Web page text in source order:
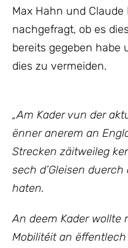
Max Hahn und
nachgefragt, ob es
bereits gegeben habe
dies zu vermeiden.
„Am Kader vun der
ënner anerem an
Strecken zäitweileg
sech d’Gleisen
haten.
An deem Kader wollte
Mobilitéit an